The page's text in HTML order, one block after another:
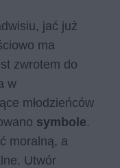
jać już
ma
zwrotem do
w
mło­dzień­ców
symbole.
moralną, a
Utwór